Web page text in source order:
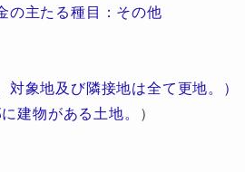
主たる種目：その他
象地及び隣接地は全て更地。）
建物がある土地。 ）